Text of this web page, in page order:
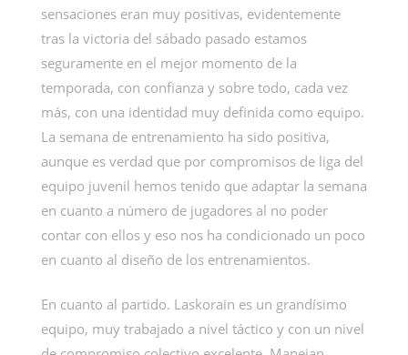
sensaciones eran muy positivas, evidentemente
tras la victoria del sábado pasado estamos
seguramente en el mejor momento de la
temporada, con confianza y sobre todo, cada vez
más, con una identidad muy definida como equipo.
La semana de entrenamiento ha sido positiva,
aunque es verdad que por compromisos de liga del
equipo juvenil hemos tenido que adaptar la semana
en cuanto a número de jugadores al no poder
contar con ellos y eso nos ha condicionado un poco
en cuanto al diseño de los entrenamientos.
En cuanto al partido. Laskorain es un grandísimo
equipo, muy trabajado a nivel táctico y con un nivel